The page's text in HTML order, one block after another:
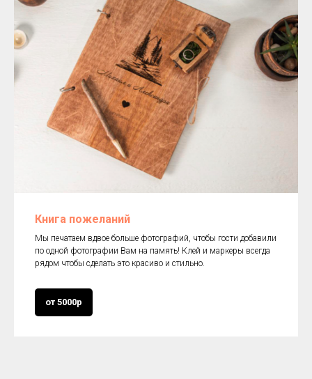
Книга пожеланий
Мы печатаем вдвое больше фотографий, чтобы гости добавили
по одной фотографии Вам на память! Клей и маркеры всегда
рядом чтобы сделать это красиво и стильно.
от 5000р